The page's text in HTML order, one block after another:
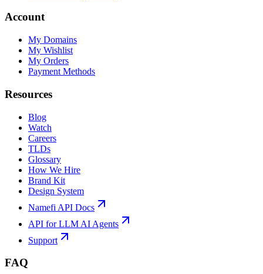
Account
My Domains
My Wishlist
My Orders
Payment Methods
Resources
Blog
Watch
Careers
TLDs
Glossary
How We Hire
Brand Kit
Design System
Namefi API Docs
API for LLM AI Agents
Support
FAQ